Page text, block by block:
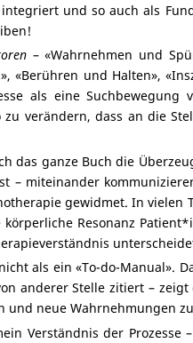
und so auch als
– «Wahrnehmen und
«Berühren und Halten»,
als eine
verändern, dass an die
das ganze Buch die
– miteinander
gewidmet. In
körperliche Resonanz
als ein «To-do-Manual».
anderer Stelle zitiert –
neue Wahrnehmungen
Verständnis der